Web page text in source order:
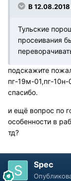
В
Тульские
просеивания
подскажите
пг-19м-01,пг-10н-
спасибо.
и ещё вопрос по
особенности в
тд?
Spec